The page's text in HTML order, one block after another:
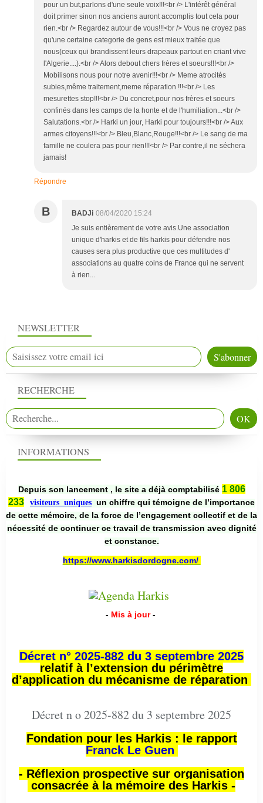
pour un but,parlons d'une seule voix!!!<br /> L'intérêt général
doit primer sinon nos anciens auront accomplis tout cela pour
rien.<br /> Regardez autour de vous!!!<br /> Vous ne croyez pas
qu'une certaine categorie de gens est mieux traitée que
nous(ceux qui brandissent leurs drapeaux partout en criant vive
l'Algerie....).<br /> Alors debout chers frères et soeurs!!!<br />
Mobilisons nous pour notre avenir!!!<br /> Meme atrocités
subies,même traitement,meme réparation !!!<br /> Les
mesurettes stop!!!<br /> Du concret,pour nos frères et soeurs
confinés dans les camps de la honte et de l'humiliation...<br />
Salutations.<br /> Harki un jour, Harki pour toujours!!!<br /> Aux
armes citoyens!!!<br /> Bleu,Blanc,Rouge!!!<br /> Le sang de ma
famille ne coulera pas pour rien!!!<br /> Par contre,il ne séchera
jamais!
Répondre
B BADJi 08/04/2020 15:24
Je suis entièrement de votre avis.Une association
unique d'harkis et de fils harkis pour défendre nos
causes sera plus productive que ces multitudes d'
associations au quatre coins de France qui ne servent
à rien...
NEWSLETTER
RECHERCHE
INFORMATIONS
Depuis son lancement , le site a déjà comptabilisé 1 806
233
visiteurs uniques un chiffre qui témoigne de l’importance
de cette mémoire, de la force de l’engagement collectif et de la
nécessité de continuer ce travail de transmission avec dignité
et constance.
https://www.harkisdordogne.com/
- Mis à jour -
Décret n° 2025-882 du 3 septembre 2025
relatif à l’extension du périmètre
d’application du mécanisme de réparation
Décret n o 2025-882 du 3 septembre 2025
Fondation pour les Harkis : le rapport
Franck Le Guen
- Réflexion prospective sur organisation
consacrée à la mémoire des Harkis -